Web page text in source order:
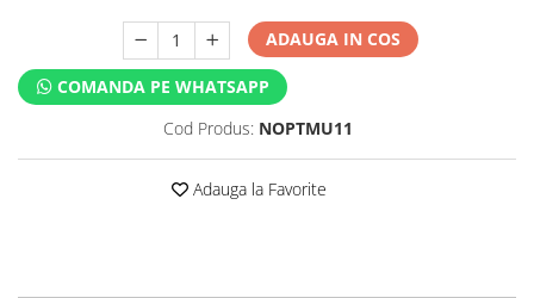
ADAUGA IN COS
COMANDA PE WHATSAPP
Cod Produs: NOPTMU11
Adauga la Favorite